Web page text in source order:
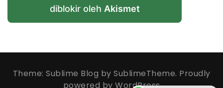
diblokir oleh Akismet
Theme: Sublime Blog by SublimeTheme. Proudly
powered by WordPress